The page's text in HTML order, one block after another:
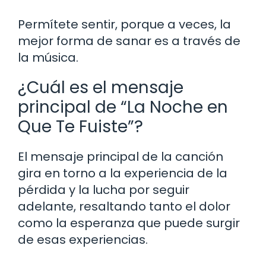
Permítete sentir, porque a veces, la
mejor forma de sanar es a través de
la música.
¿Cuál es el mensaje
principal de “La Noche en
Que Te Fuiste”?
El mensaje principal de la canción
gira en torno a la experiencia de la
pérdida y la lucha por seguir
adelante, resaltando tanto el dolor
como la esperanza que puede surgir
de esas experiencias.